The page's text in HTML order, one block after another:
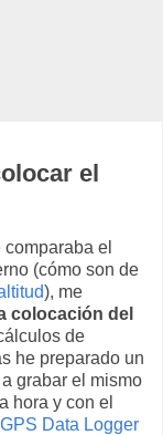
el
el
(cómo son de
), me
colocación del
de
he preparado un
grabar el mismo
hora y con el
Data Logger